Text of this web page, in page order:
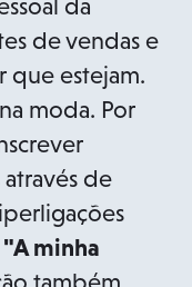
da
de vendas e
que estejam.
moda. Por
de
"A minha